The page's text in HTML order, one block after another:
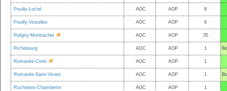
Pouilly-Loché
AOC AOP 6
Pouilly-Vinzelles
AOC AOP 6
Puligny-Montrachet
AOC AOP 35
Richebourg
AOC AOP 1
Romanée-Conti AOC AOP 1
Romanée-Saint-Vivant
AOC AOP 1
Ruchottes-Chambertin AOC AOP 1